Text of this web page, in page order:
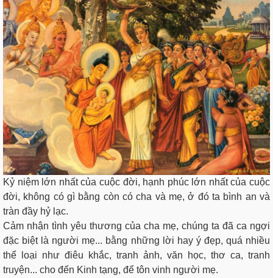
Kỷ niệm lớn nhất của cuộc đời, hạnh phúc lớn nhất của cuộc
đời, không có gì bằng còn có cha và mẹ, ở đó ta bình an và
tràn đầy hỷ lạc.
Cảm nhận tình yêu thương của cha mẹ, chúng ta đã ca ngợi
đặc biệt là người mẹ... bằng những lời hay ý đẹp, quá nhiều
thể loại như điêu khắc, tranh ảnh, văn học, thơ ca, tranh
truyện... cho đến Kinh tạng, để tôn vinh người mẹ.